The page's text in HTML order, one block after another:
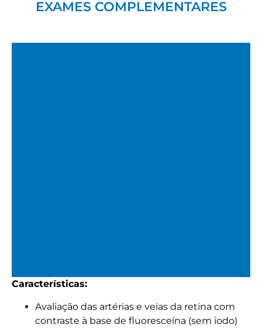
EXAMES COMPLEMENTARES
(Angiofluoresceinografia)
Características:
Avaliação das artérias e veias da retina com
contraste à base de fluoresceína (sem iodo)